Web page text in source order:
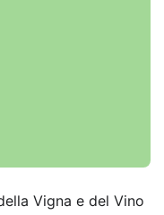
Vigna e del Vino